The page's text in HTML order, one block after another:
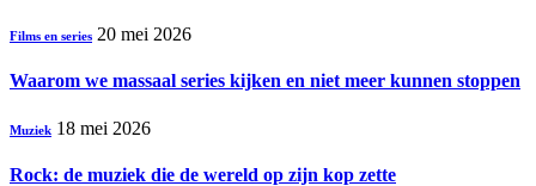
Films en series 20 mei 2026
Waarom we massaal series kijken en niet meer kunnen stoppen
Muziek 18 mei 2026
Rock: de muziek die de wereld op zijn kop zette